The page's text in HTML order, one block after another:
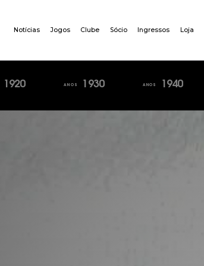
Notícias Jogos Clube Sócio Ingressos Loja
1920 ANOS 1930 ANOS 1940